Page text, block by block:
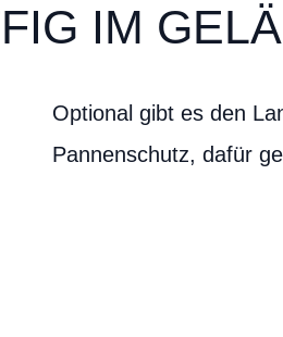
IM
Optional gibt es den
Pannenschutz, dafür